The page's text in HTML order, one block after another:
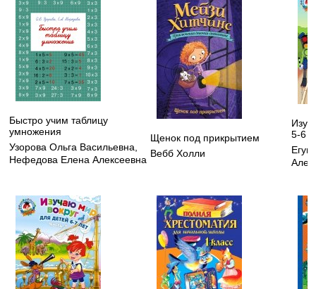
Быстро учим таблицу
умножения
Узорова Ольга Васильевна,
Нефедова Елена Алексеевна
Щенок под прикрытием
Вебб Холли
5-6